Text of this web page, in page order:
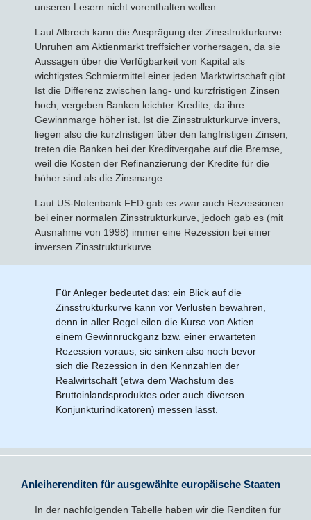
unseren Lesern nicht vorenthalten wollen:
Laut Albrech kann die Ausprägung der Zinsstrukturkurve
Unruhen am Aktienmarkt treffsicher vorhersagen, da sie
Aussagen über die Verfügbarkeit von Kapital als
wichtigstes Schmiermittel einer jeden Marktwirtschaft gibt.
Ist die Differenz zwischen lang- und kurzfristigen Zinsen
hoch, vergeben Banken leichter Kredite, da ihre
Gewinnmarge höher ist. Ist die Zinsstrukturkurve invers,
liegen also die kurzfristigen über den langfristigen Zinsen,
treten die Banken bei der Kreditvergabe auf die Bremse,
weil die Kosten der Refinanzierung der Kredite für die
höher sind als die Zinsmarge.
Laut US-Notenbank FED gab es zwar auch Rezessionen
bei einer normalen Zinsstrukturkurve, jedoch gab es (mit
Ausnahme von 1998) immer eine Rezession bei einer
inversen Zinsstrukturkurve.
Für Anleger bedeutet das: ein Blick auf die
Zinsstrukturkurve kann vor Verlusten bewahren,
denn in aller Regel eilen die Kurse von Aktien
einem Gewinnrückganz bzw. einer erwarteten
Rezession voraus, sie sinken also noch bevor
sich die Rezession in den Kennzahlen der
Realwirtschaft (etwa dem Wachstum des
Bruttoinlandsproduktes oder auch diversen
Konjunkturindikatoren) messen lässt.
Anleiherenditen für ausgewählte europäische Staaten
In der nachfolgenden Tabelle haben wir die Renditen für